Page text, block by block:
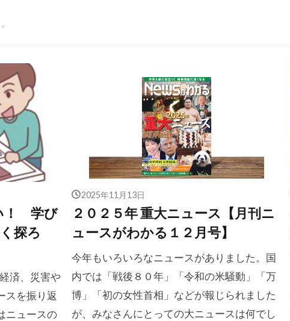
！ 学び
探ろ
済、災害や
スを振り返
ニュースの
2025年11月13日
２０２５年 重大ニュース【月刊ニ
ュースがわかる１２月号】
今年もいろいろなニュースがありました。国
内では「戦後８０年」「令和の米騒動」「万
博」「初の女性首相」などが報じられました
が、みなさんにとっての大ニュースは何でし